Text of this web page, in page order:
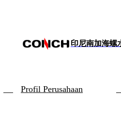
印尼南加海螺
Profil Perusahaan